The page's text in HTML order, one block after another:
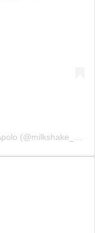
Una publicación compartida de Milkshake Apolo (@milkshake_apolo)